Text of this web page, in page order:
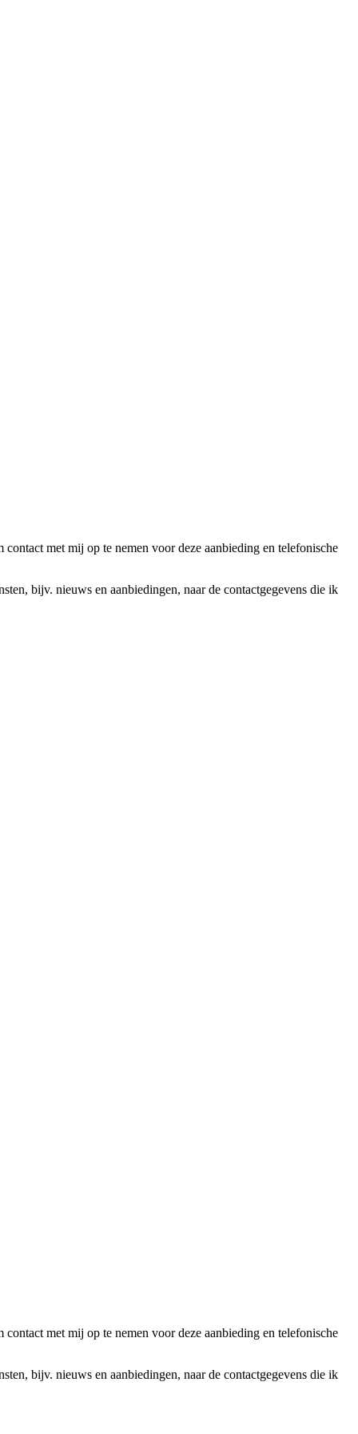
met mij op te nemen voor deze aanbieding en telefonische
bijv. nieuws en aanbiedingen, naar de contactgegevens die ik
met mij op te nemen voor deze aanbieding en telefonische
bijv. nieuws en aanbiedingen, naar de contactgegevens die ik